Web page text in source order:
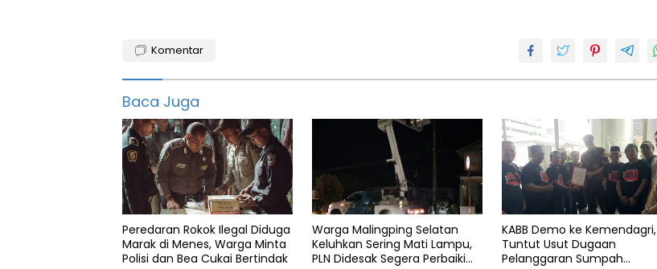
Komentar
Baca Juga
Peredaran Rokok Ilegal Diduga
Marak di Menes, Warga Minta
Polisi dan Bea Cukai Bertindak
Warga Malingping Selatan
Keluhkan Sering Mati Lampu,
PLN Didesak Segera Perbaiki
KABB Demo ke Kemendagri,
Tuntut Usut Dugaan
Pelanggaran Sumpah